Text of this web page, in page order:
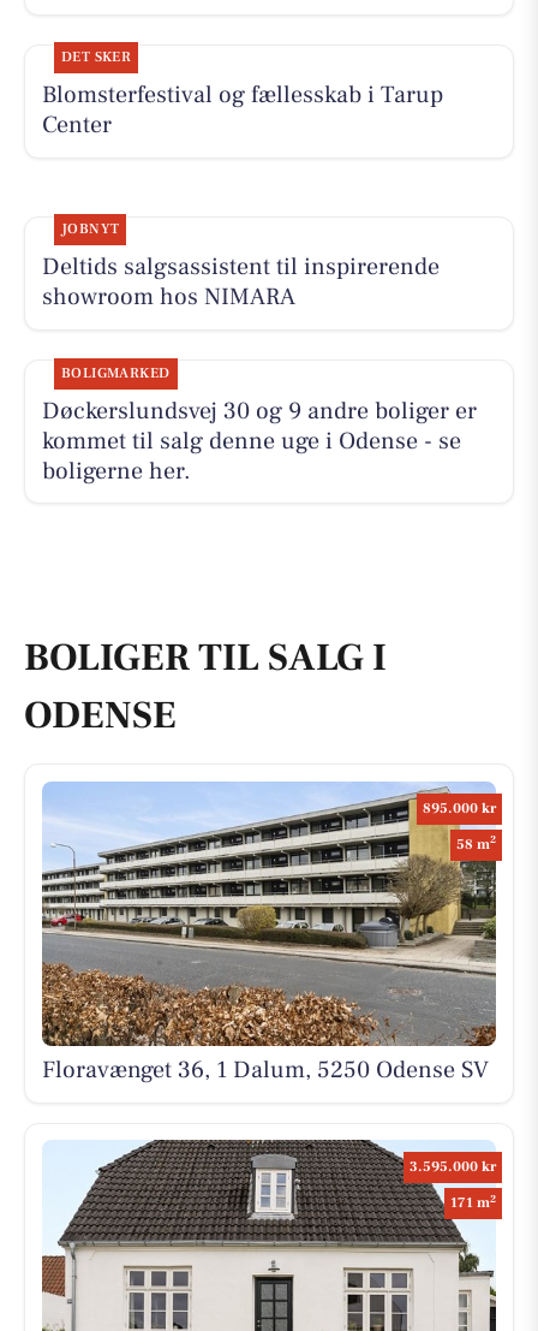
DET SKER
Blomsterfestival og fællesskab i Tarup
Center
JOBNYT
Deltids salgsassistent til inspirerende
showroom hos NIMARA
BOLIGMARKED
Døckerslundsvej 30 og 9 andre boliger er
kommet til salg denne uge i Odense - se
boligerne her.
BOLIGER TIL SALG I
ODENSE
895.000 kr
58 m2
Floravænget 36, 1 Dalum, 5250 Odense SV
3.595.000 kr
171 m2